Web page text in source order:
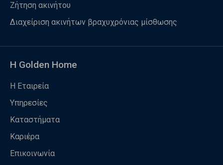
Ζήτηση ακινήτου
Διαχείριση ακινήτων βραχυχρόνιας μίσθωσης
Η Golden Home
Η Εταιρεία
Υπηρεσίες
Καταστήματα
Καριέρα
Επικοινωνία